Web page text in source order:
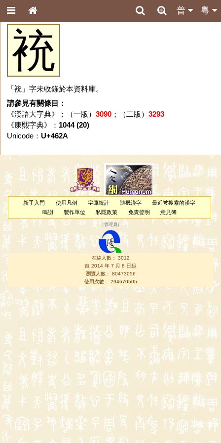
粵
普
䘪
「䘪」字未收錄於本資料庫。
請參見有關條目：
《漢語大字典》：（一版） 3090；（二版） 3293
《康熙字典》： 1044 (20)
Unicode： U+462A
新手入門 使用凡例 字庫統計 隨機漢字
最近被搜索的漢字
鳴謝
製作單位 私隱政策 免責聲明 意見簿
（管理員 ）
在線人數： 3012
自 2014 年 7 月 8 日起
瀏覽人數： 80473056
使用次數： 294670505